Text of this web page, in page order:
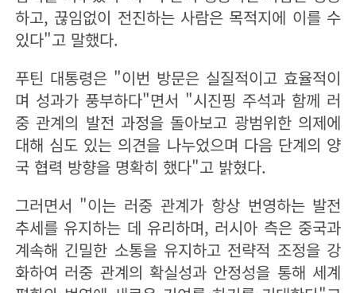
하고, 끊임없이 전진하는 사람은 목적지에 이를 수
있다"고 말했다.
푸틴 대통령은 "이번 방문은 실질적이고 효율적이
며 성과가 풍부하다"면서 "시진핑 주석과 함께 러
중 관계의 발전 과정을 돌아보고 광범위한 의제에
대해 심도 있는 의견을 나누었으며 다음 단계의 양
국 협력 방향을 명확히 했다"고 밝혔다.
그러면서 "이는 러중 관계가 항상 번영하는 발전
추세를 유지하는 데 유리하며, 러시아 측은 중국과
계속해 긴밀한 소통을 유지하고 전략적 조정을 강
화하여 러중 관계의 확실성과 안정성을 통해 세계